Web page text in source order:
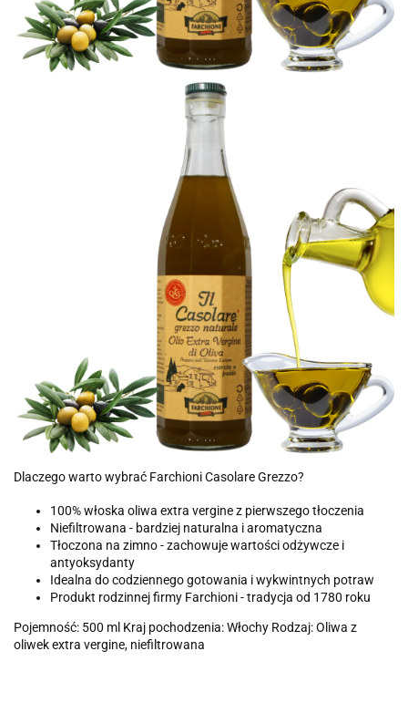
Dlaczego warto wybrać Farchioni Casolare Grezzo?
100% włoska oliwa extra vergine z pierwszego tłoczenia
Niefiltrowana - bardziej naturalna i aromatyczna
Tłoczona na zimno - zachowuje wartości odżywcze i
antyoksydanty
Idealna do codziennego gotowania i wykwintnych potraw
Produkt rodzinnej firmy Farchioni - tradycja od 1780 roku
Pojemność: 500 ml Kraj pochodzenia: Włochy Rodzaj: Oliwa z
oliwek extra vergine, niefiltrowana